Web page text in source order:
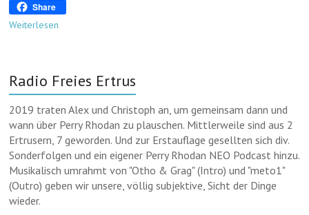
k
n
A
s
s
e
r
l
a
m
h
m
a
Share
Weiterlesen
Radio Freies Ertrus
2019 traten Alex und Christoph an, um gemeinsam dann und
wann über Perry Rhodan zu plauschen. Mittlerweile sind aus 2
Ertrusern, 7 geworden. Und zur Erstauflage gesellten sich div.
Sonderfolgen und ein eigener Perry Rhodan NEO Podcast hinzu.
Musikalisch umrahmt von "Otho & Grag" (Intro) und "meto1"
(Outro) geben wir unsere, völlig subjektive, Sicht der Dinge
wieder.